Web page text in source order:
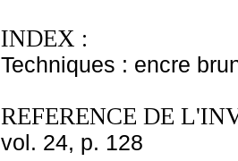
INDEX :
Techniques : encre
REFERENCE DE
vol. 24, p. 128